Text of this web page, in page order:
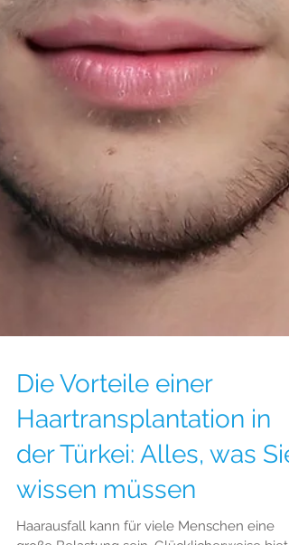
Die Vorteile einer
Haartransplantation in
der Türkei: Alles, was Sie
wissen müssen